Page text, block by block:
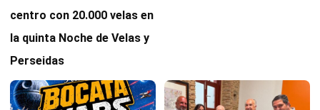
centro con 20.000 velas en
la quinta Noche de Velas y
Perseidas